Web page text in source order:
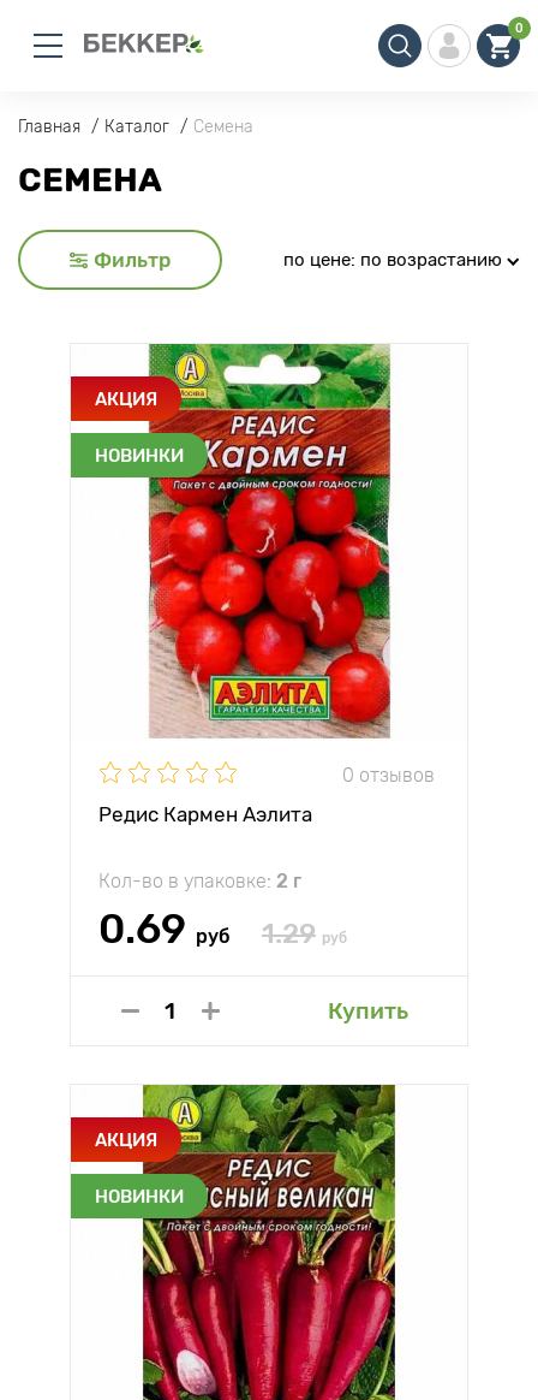
0
Главная Каталог Семена
СЕМЕНА
Фильтр по цене: по возрастанию
АКЦИЯ
НОВИНКИ
0 отзывов
Редис Кармен Аэлита
Кол-во в упаковке: 2 г
0.69 руб 1.29 руб
Купить
АКЦИЯ
НОВИНКИ